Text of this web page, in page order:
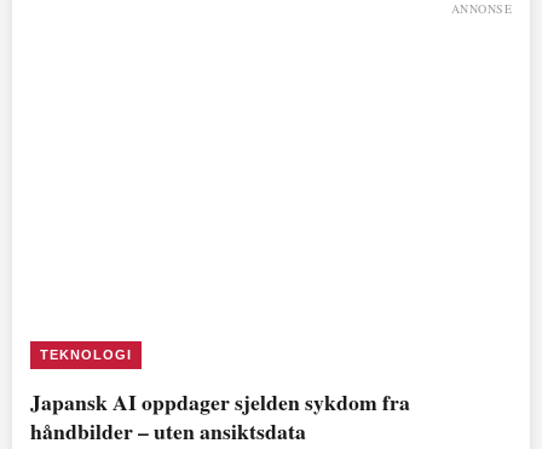
ANNONSE
TEKNOLOGI
Japansk AI oppdager sjelden sykdom fra
håndbilder – uten ansiktsdata